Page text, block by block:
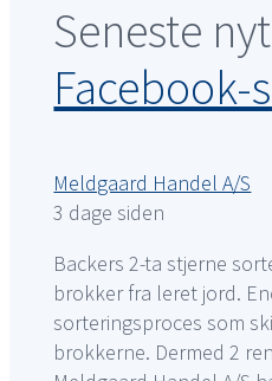
Seneste
Facebook-
Meldgaard Handel A/S
3 dage siden
Backers 2-ta stjerne
brokker fra leret jord.
sorteringsproces som
brokkerne. Dermed 2